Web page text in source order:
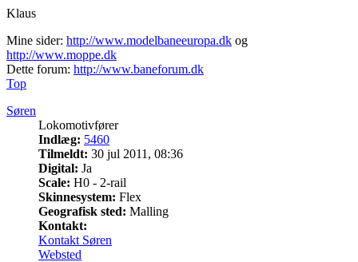
Klaus
Mine sider: http://www.modelbaneeuropa.dk og
http://www.moppe.dk
Dette forum: http://www.baneforum.dk
Top
Søren
Lokomotivfører
Indlæg: 5460
Tilmeldt: 30 jul 2011, 08:36
Digital: Ja
Scale: H0 - 2-rail
Skinnesystem: Flex
Geografisk sted: Malling
Kontakt:
Kontakt Søren
Websted